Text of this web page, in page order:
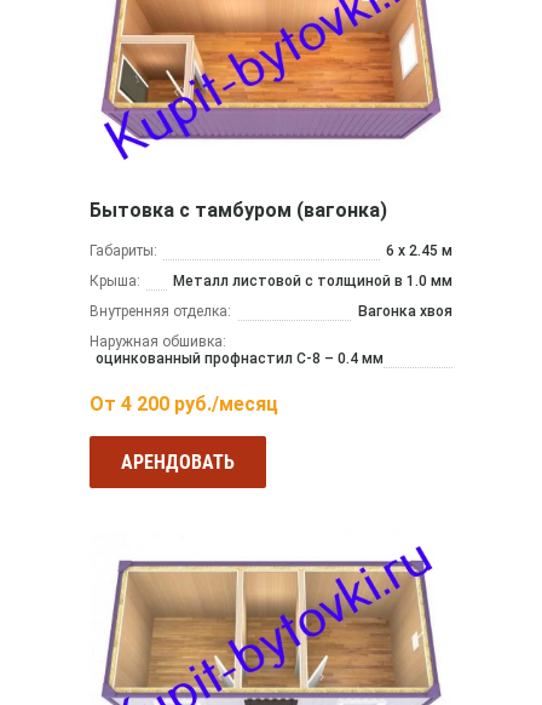
Бытовка с тамбуром (вагонка)
Габариты:
6 х 2.45 м
Крыша:
Металл листовой с толщиной в 1.0 мм
Внутренняя отделка:
Вагонка хвоя
Наружная обшивка:
оцинкованный профнастил С-8 – 0.4 мм
От 4 200 руб./месяц
АРЕНДОВАТЬ